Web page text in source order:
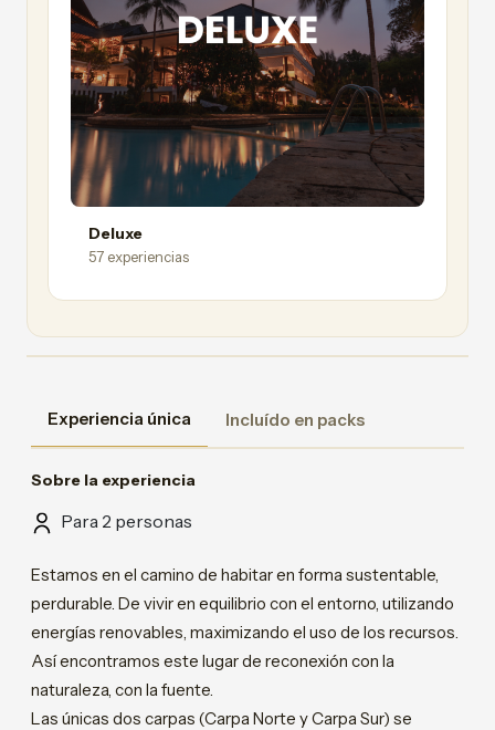
Deluxe
57 experiencias
Experiencia única Incluído en packs
Sobre la experiencia
Para 2 personas
Estamos en el camino de habitar en forma sustentable,
perdurable. De vivir en equilibrio con el entorno, utilizando
energías renovables, maximizando el uso de los recursos.
Así encontramos este lugar de reconexión con la
naturaleza, con la fuente.
Las únicas dos carpas (Carpa Norte y Carpa Sur) se